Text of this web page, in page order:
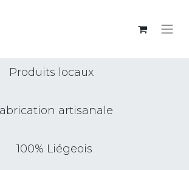
Produits locaux
artisanale
100% Liégeois